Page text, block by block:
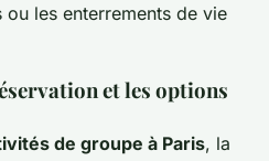
les enterrements de vie
et les options
de groupe à Paris, la